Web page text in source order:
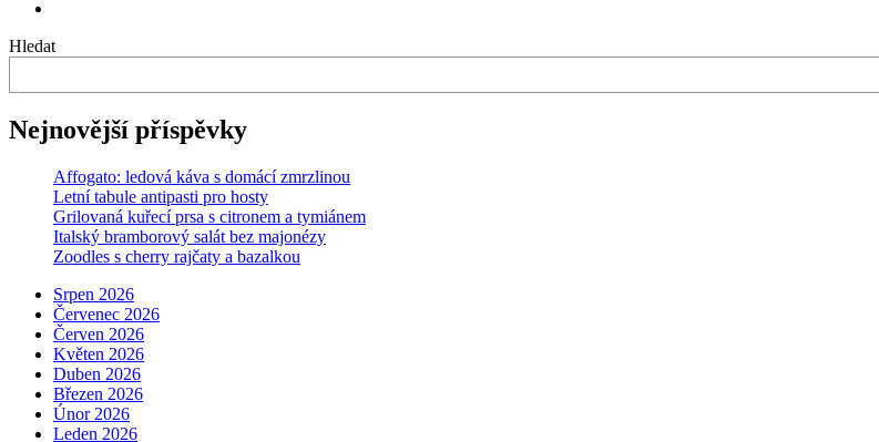
Hledat
Nejnovější příspěvky
Affogato: ledová káva s domácí zmrzlinou
Letní tabule antipasti pro hosty
Grilovaná kuřecí prsa s citronem a tymiánem
Italský bramborový salát bez majonézy
Zoodles s cherry rajčaty a bazalkou
Srpen 2026
Červenec 2026
Červen 2026
Květen 2026
Duben 2026
Březen 2026
Únor 2026
Leden 2026